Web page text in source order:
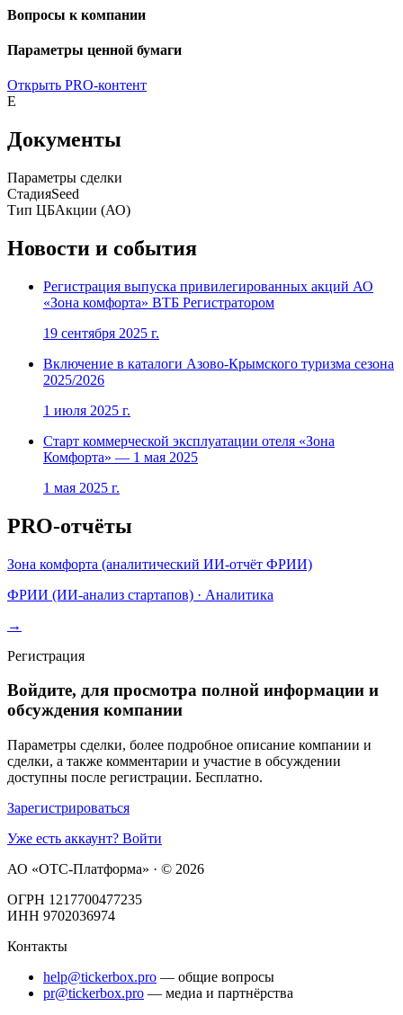
Вопросы к компании
Параметры ценной бумаги
Открыть PRO-контент
E
Документы
Параметры сделки
СтадияSeed
Тип ЦБАкции (АО)
Новости и события
Регистрация выпуска привилегированных акций АО
«Зона комфорта» ВТБ Регистратором
19 сентября 2025 г.
Включение в каталоги Азово-Крымского туризма сезона
2025/2026
1 июля 2025 г.
Старт коммерческой эксплуатации отеля «Зона
Комфорта» — 1 мая 2025
1 мая 2025 г.
PRO-отчёты
Зона комфорта (аналитический ИИ-отчёт ФРИИ)
ФРИИ (ИИ-анализ стартапов) · Аналитика
→
Регистрация
Войдите, для просмотра полной информации и
обсуждения компании
Параметры сделки, более подробное описание компании и
сделки, а также комментарии и участие в обсуждении
доступны после регистрации. Бесплатно.
Зарегистрироваться
Уже есть аккаунт? Войти
АО «ОТС-Платформа» · © 2026
ОГРН 1217700477235
ИНН 9702036974
Контакты
help@tickerbox.pro — общие вопросы
pr@tickerbox.pro — медиа и партнёрства